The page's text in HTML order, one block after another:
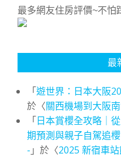
最多網友住房評價~不怕
最
「遊世界：日本大阪
於〈關西機場到大阪
「日本賞櫻全攻略｜
期預測與親子自駕追
- 」於〈2025 新宿車